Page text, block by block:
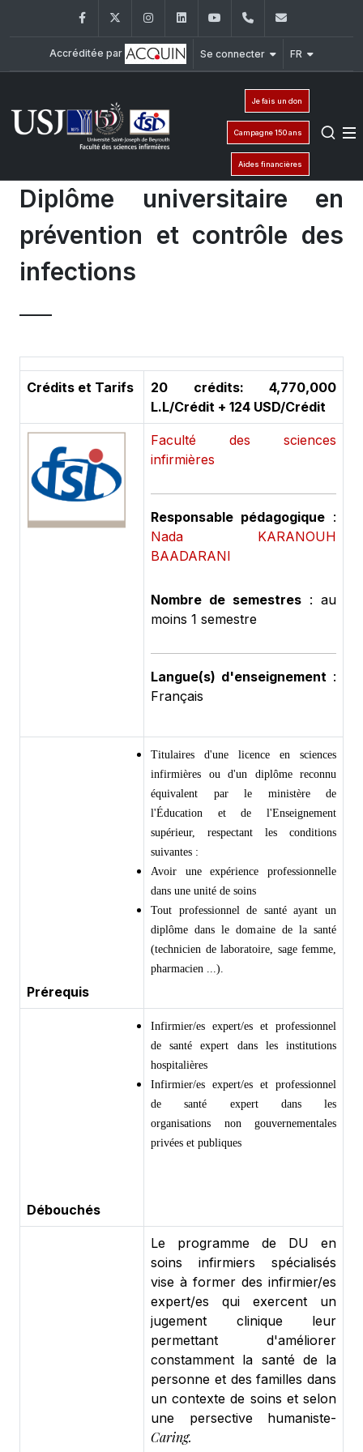
FacebookTwitter InstagramLinkedInYouTube+961 (1) 421 240
Accréditée par Se connecter FR
Je fais un don
Campagne 150 ans
Aides financières
Diplôme universitaire en
prévention et contrôle des
infections
Crédits et Tarifs
20 crédits: 4,770,000
L.L/Crédit + 124 USD/Crédit
Faculté des sciences
infirmières
Responsable pédagogique :
Nada KARANOUH
BAADARANI
Nombre de semestres : au
moins 1 semestre
Langue(s) d'enseignement :
Français
Prérequis
Titulaires d'une licence en sciences
infirmières ou d'un diplôme reconnu
équivalent par le ministère de
l'Éducation et de l'Enseignement
supérieur, respectant les conditions
suivantes :
Avoir une expérience professionnelle
dans une unité de soins
Tout professionnel de santé ayant un
diplôme dans le domaine de la santé
(technicien de laboratoire, sage femme,
pharmacien ...).
Débouchés
Infirmier/es expert/es et professionnel
de santé expert dans les institutions
hospitalières
Infirmier/es expert/es et professionnel
de santé expert dans les
organisations non gouvernementales
privées et publiques
Le programme de DU en
soins infirmiers spécialisés
vise à former des infirmier/es
expert/es qui exercent un
jugement clinique leur
permettant d'améliorer
constamment la santé de la
personne et des familles dans
un contexte de soins et selon
une persective humaniste-
Caring.